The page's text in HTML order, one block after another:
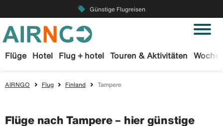
local_offer Günstige Flugreisen
Flüge Hotel Flug + hotel Touren & Aktivitäten
AIRNGO Flug Finland Tampere
Flüge nach Tampere – hier günstige